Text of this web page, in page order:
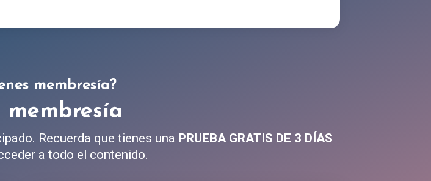
membresía?
Recuerda que tienes una PRUEBA GRATIS DE 3 DÍAS
a todo el contenido.